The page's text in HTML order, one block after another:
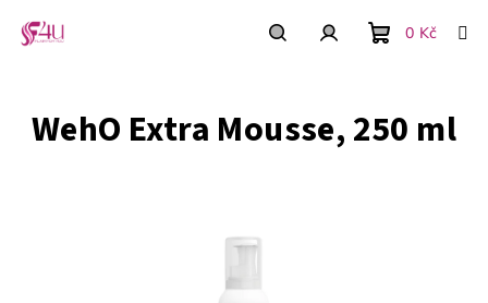
obsah
košík
0 Kč
WehO Extra Mousse, 250 ml